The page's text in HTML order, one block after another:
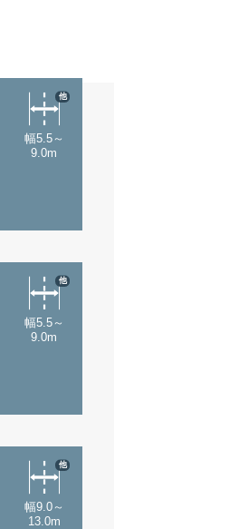
幅5.5～
9.0m
他
幅5.5～
9.0m
他
幅9.0～
13.0m
他